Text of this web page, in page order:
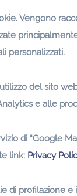
Vengono
personalizzati.
del sito
e alle
di “Google
link: Privacy
di profilazione